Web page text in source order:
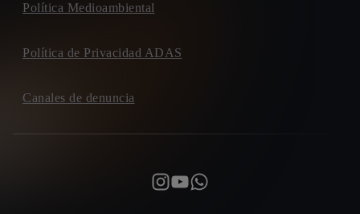
Política Medioambiental
Política de Privacidad ADAS
Canales de denuncia